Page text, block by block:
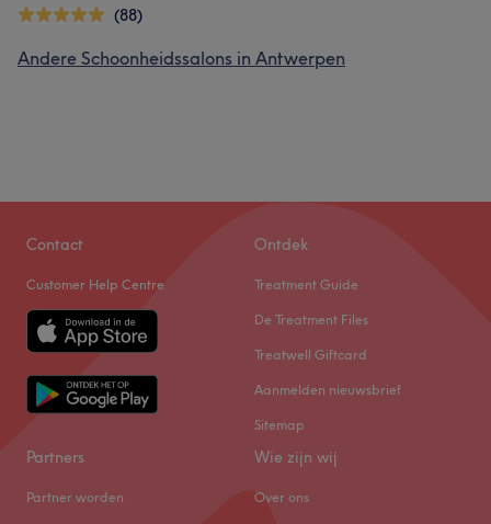
(88)
Andere Schoonheidssalons in Antwerpen
Contact
Customer Help Centre
Ontdek
Treatment Guide
De Treatment Files
Treatwell Giftcard
Aanmelden nieuwsbrief
Sitemap
Partners
Partner worden
Wie zijn wij
Over ons